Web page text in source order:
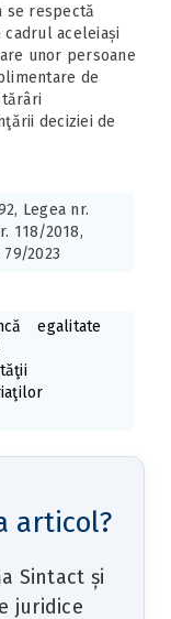
se respectă
aceleiași
unor persoane
de
deciziei de
Legea nr.
118/2018,
79/2023
egalitate
articol?
Sintact și
juridice